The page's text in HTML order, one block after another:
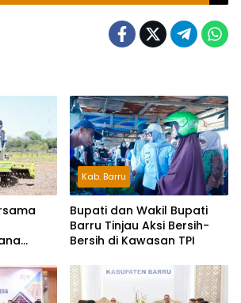
Kab. Barru
Bupati dan Wakil Bupati
Barru Tinjau Aksi Bersih-
Bersih di Kawasan TPI